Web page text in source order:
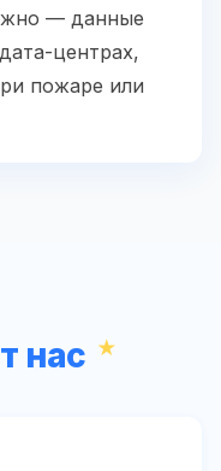
— данные
центрах,
пожаре или
нас